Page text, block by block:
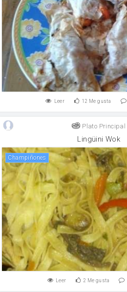
Leer 12 Me gusta
Plato Principal
Lingüini Wok
champiñones
Leer 2 Me gusta